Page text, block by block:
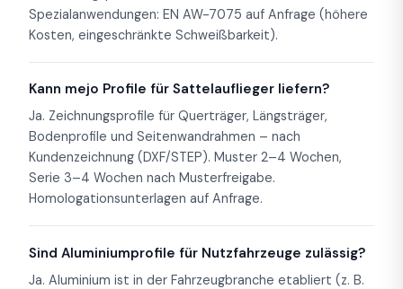
Spezialanwendungen: EN AW-7075 auf Anfrage (höhere
Kosten, eingeschränkte Schweißbarkeit).
Kann mejo Profile für Sattelauflieger liefern?
Ja. Zeichnungsprofile für Querträger, Längsträger,
Bodenprofile und Seitenwandrahmen – nach
Kundenzeichnung (DXF/STEP). Muster 2–4 Wochen,
Serie 3–4 Wochen nach Musterfreigabe.
Homologationsunterlagen auf Anfrage.
Sind Aluminiumprofile für Nutzfahrzeuge zulässig?
Ja. Aluminium ist in der Fahrzeugbranche etabliert (z. B.